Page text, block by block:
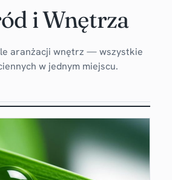
i Wnętrza
aranżacji wnętrz — wszystkie
w jednym miejscu.